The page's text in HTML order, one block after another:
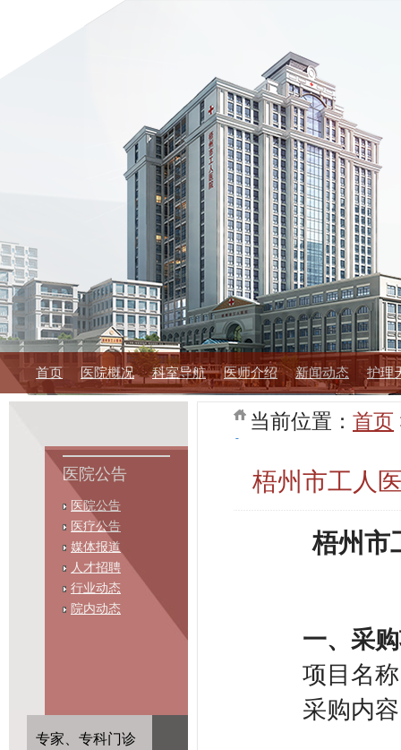
首页 医院概况 科室导航 医师介绍 新闻动态 护理
医院公告
医院公告
医疗公告
媒体报道
人才招聘
行业动态
院内动态
专家、专科门诊
当前位置： 首页
梧州市工人
梧州市
一、采购
项目名
采购内